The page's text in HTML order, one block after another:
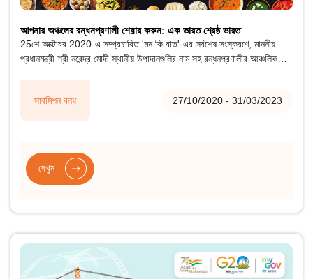
সাবমিশন বন্ধ 27/10/2020 - 31/03/2023
আপনার অঞ্চলের রন্ধনপ্রণালী শেয়ার করুন: এক ভারত শ্রেষ্ঠ ভারত
25শে অক্টোবর 2020-এ সম্প্রচারিত 'মন কি বাত'-এর সর্বশেষ সংস্করণে, মাননীয়
প্রধানমন্ত্রী শ্রী নরেন্দ্র মোদী স্থানীয় উপাদানগুলির নাম সহ রন্ধনপ্রণালীর আঞ্চলিক
ভারতে অবদান রাখার জন্য আমন্ত্রণ জানাচ্ছি।
দেখুন